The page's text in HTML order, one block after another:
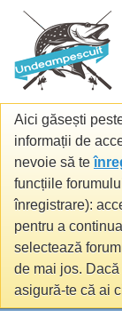
Aici găsești
informații de
nevoie să te
funcțiile
înregistrare):
pentru a
selectează
de mai jos.
asigură-te că ai